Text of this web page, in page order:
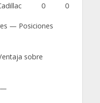
Cadillac 0 0
— Posiciones
sobre